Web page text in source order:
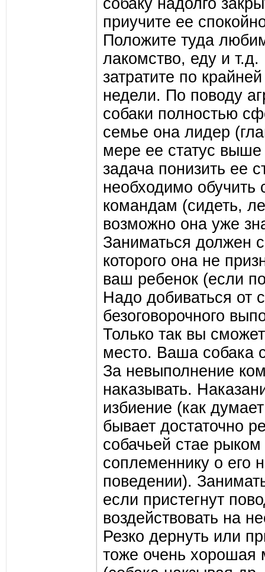
собаку надолго
приучите ее
Положите туда
лакомство, еду и
затратите по
недели. По поводу
собаки полностью
семье она лидер
мере ее статус
задача понизить ее
необходимо обучить
командам (сидеть,
возможно она уже
Заниматься должен
которого она не
ваш ребенок (если
Надо добиваться от
безоговорочного
Только так вы
место. Ваша собака
За невыполнение
наказывать.
избиение (как
бывает достаточно
собачьей стае
соплеменнику о его
поведении).
если пристегнут
воздействовать на
Резко дернуть или
тоже очень хорошая